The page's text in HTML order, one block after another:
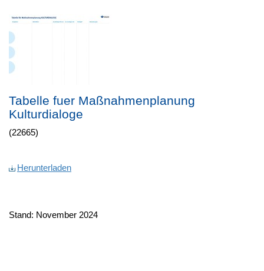
Tabelle fuer Maßnahmenplanung
Kulturdialoge
(22665)
Herunterladen
Stand: November 2024